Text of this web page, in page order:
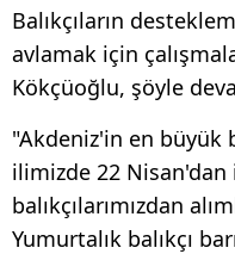
Balıkçıların
avlamak için
Kökçüoğlu, şöyle
"Akdeniz'in en büyük
ilimizde 22 Nisan'dan
balıkçılarımızdan
Yumurtalık balıkçı